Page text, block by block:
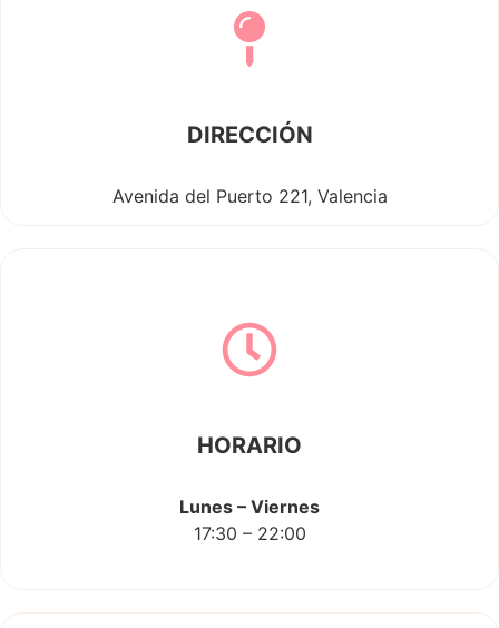
DIRECCIÓN
Avenida del Puerto 221, Valencia
HORARIO
Lunes – Viernes
17:30 – 22:00